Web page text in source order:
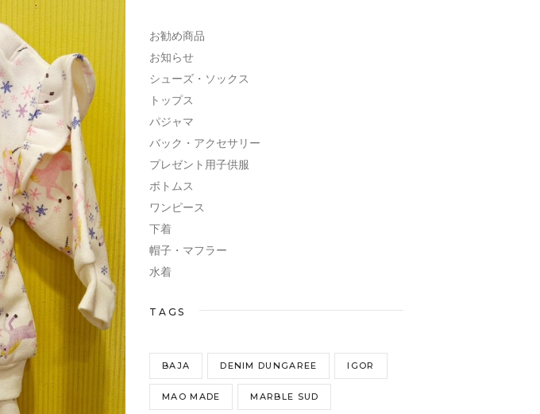
お勧め商品
お知らせ
シューズ・ソックス
トップス
パジャマ
バック・アクセサリー
プレゼント用子供服
ボトムス
ワンピース
下着
帽子・マフラー
水着
TAGS
BAJA DENIM DUNGAREE IGOR
MAO MADE MARBLE SUD